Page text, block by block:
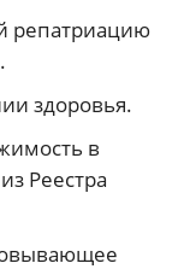
репатриацию
здоровья.
в
Реестра